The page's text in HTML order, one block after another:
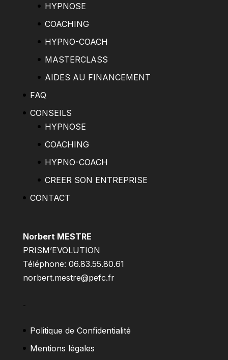
HYPNOSE
COACHING
HYPNO-COACH
MASTERCLASS
AIDES AU FINANCEMENT
FAQ
CONSEILS
HYPNOSE
COACHING
HYPNO-COACH
CREER SON ENTREPRISE
CONTACT
Norbert MESTRE
PRISM’EVOLUTION
Téléphone: 06.83.55.80.61
norbert.mestre@pefc.fr
–
Politique de Confidentialité
Mentions légales